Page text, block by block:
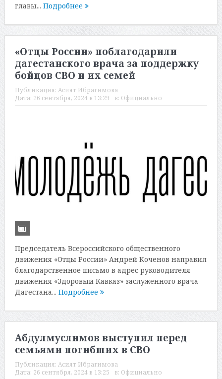
главы... Подробнее
«Отцы России» поблагодарили
дагестанского врача за поддержку
бойцов СВО и их семей
Публикация: Асият Ибрагимова
Дата: 26 сентября, 2024 в 13:29 в: Официально
Председатель Всероссийского общественного
движения «Отцы России» Андрей Коченов направил
благодарственное письмо в адрес руководителя
движения «Здоровый Кавказ» заслуженного врача
Дагестана... Подробнее
Абдулмуслимов выступил перед
семьями погибших в СВО
Публикация: Асият Ибрагимова
Дата: 26 сентября, 2024 в 13:25 в: Официально